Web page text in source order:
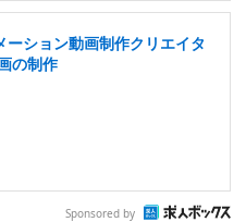
ーション動画制作クリエイタ
の制作
Sponsored by